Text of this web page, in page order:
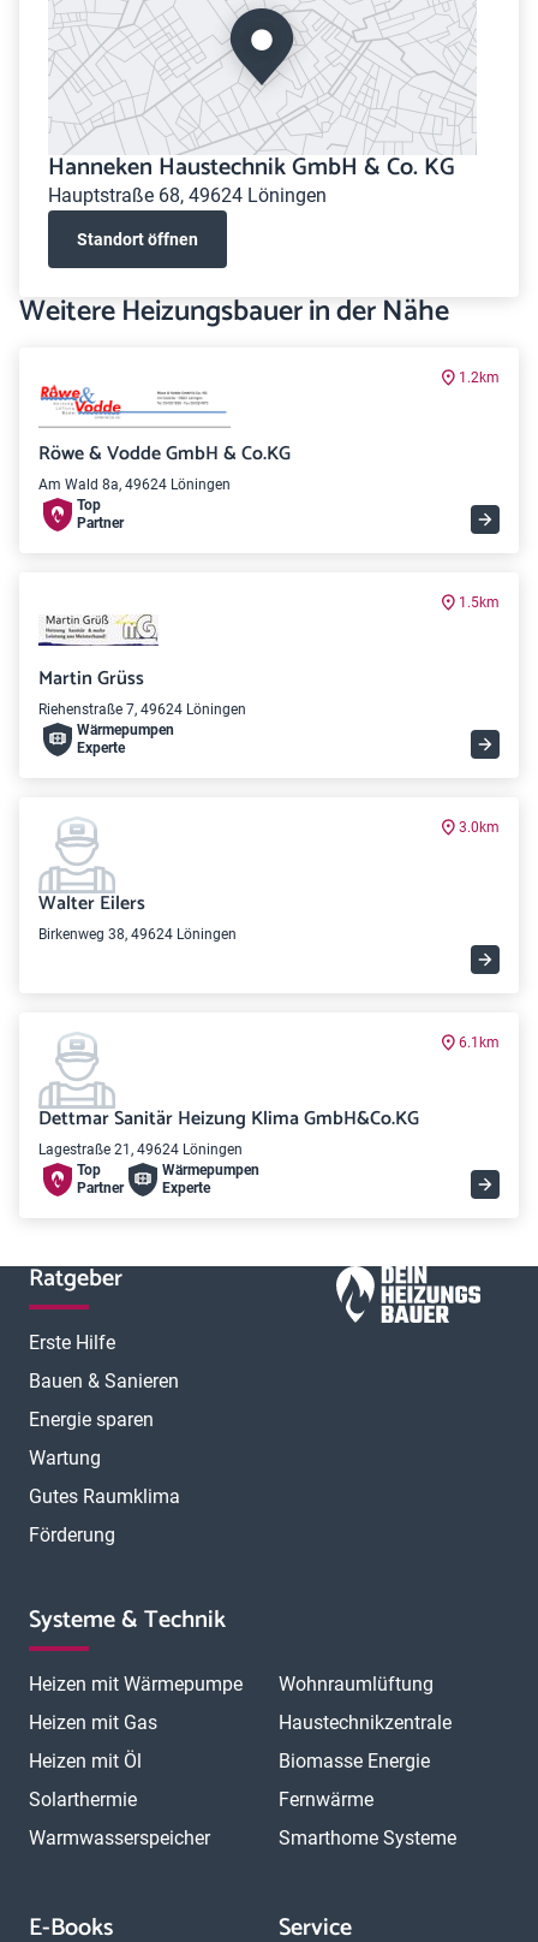
Hanneken Haustechnik GmbH & Co. KG
Hauptstraße 68, 49624 Löningen
Standort öffnen
Weitere Heizungsbauer in der Nähe
1.2km
Röwe & Vodde GmbH & Co.KG
Am Wald 8a, 49624 Löningen
Top
Partner
1.5km
Martin Grüss
Riehenstraße 7, 49624 Löningen
Wärme­pumpen
Experte
3.0km
Walter Eilers
Birkenweg 38, 49624 Löningen
6.1km
Dettmar Sanitär Heizung Klima GmbH&Co.KG
Lagestraße 21, 49624 Löningen
Top
Partner
Wärme­pumpen
Experte
Ratgeber
Erste Hilfe
Bauen & Sanieren
Energie sparen
Wartung
Gutes Raumklima
Förderung
Systeme & Technik
Heizen mit Wärmepumpe
Heizen mit Gas
Heizen mit Öl
Solarthermie
Warmwasserspeicher
Wohnraumlüftung
Haustechnikzentrale
Biomasse Energie
Fernwärme
Smarthome Systeme
E-Books Service